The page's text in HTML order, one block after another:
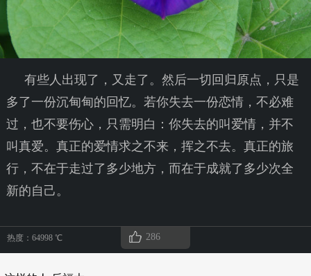
有些人出现了，又走了。然后一切回归原点，只是
多了一份沉甸甸的回忆。若你失去一份恋情，不必难
过，也不要伤心，只需明白：你失去的叫爱情，并不
叫真爱。真正的爱情求之不来，挥之不去。真正的旅
行，不在于走过了多少地方，而在于成就了多少次全
新的自己。
热度：64998 ℃ 286